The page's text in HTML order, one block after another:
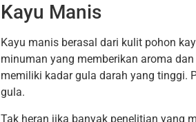
Kayu Manis
Kayu manis berasal dari kulit pohon
minuman yang memberikan aroma
memiliki kadar gula darah yang tinggi.
gula.
Tak heran jika banyak penelitian yang